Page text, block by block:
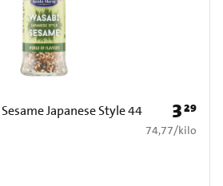
Japanese Style 44
Prijs: €
329
€ 74,77 per kilo
74,77/kilo